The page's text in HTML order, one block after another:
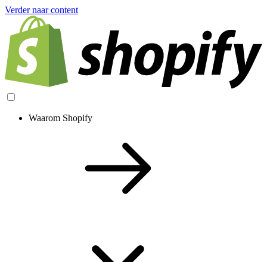
Verder naar content
Waarom Shopify